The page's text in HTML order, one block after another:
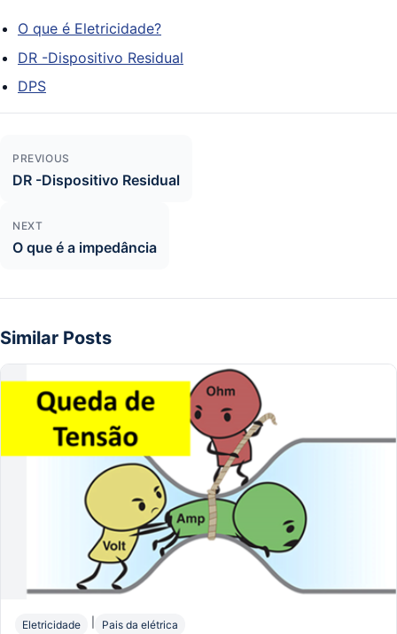
O que é Eletricidade?
DR -Dispositivo Residual
DPS
Navegação de Post
PREVIOUS
DR -Dispositivo Residual
NEXT
O que é a impedância
Similar Posts
Eletricidade Pais da elétrica